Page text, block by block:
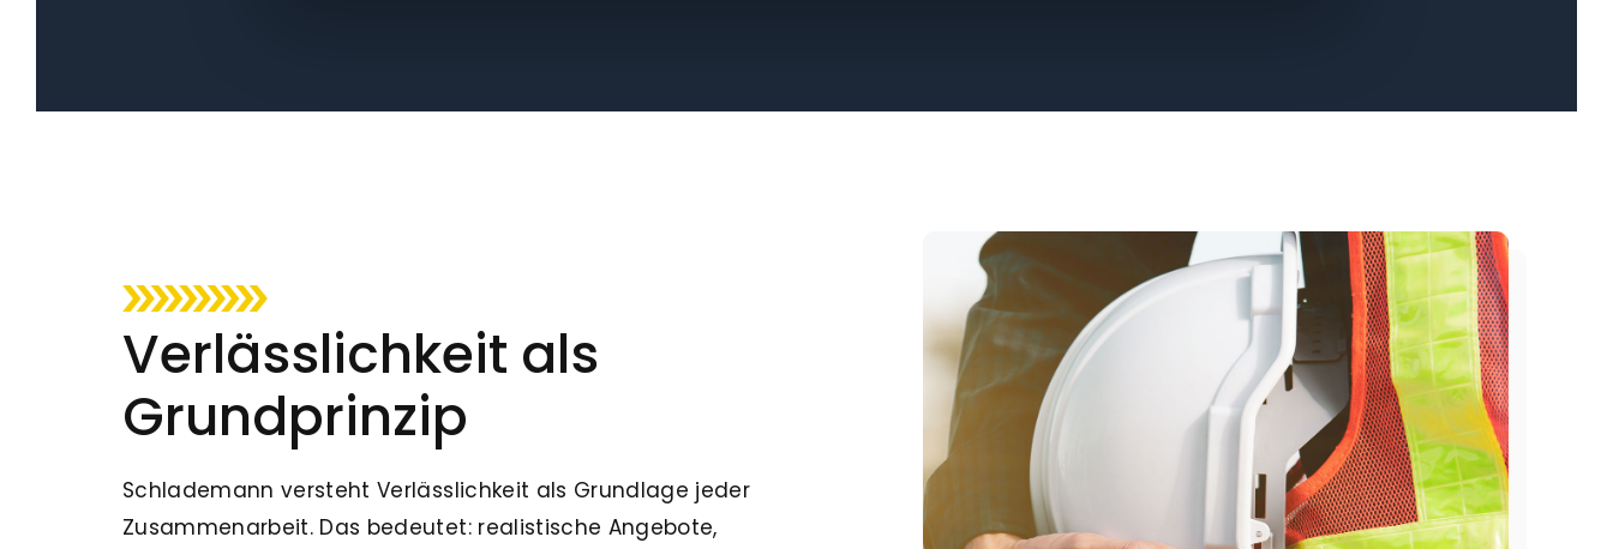
Verlässlichkeit als
Grundprinzip
Schlademann versteht Verlässlichkeit als Grundlage jeder
Zusammenarbeit. Das bedeutet: realistische Angebote,